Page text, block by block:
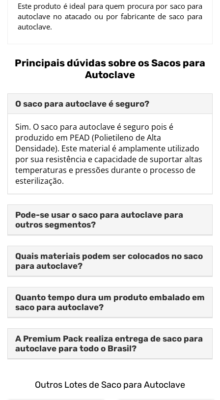
Este produto é ideal para quem procura por saco para
autoclave no atacado ou por fabricante de saco para
autoclave.
Principais dúvidas sobre os Sacos para
Autoclave
O saco para autoclave é seguro?
Sim. O saco para autoclave é seguro pois é
produzido em PEAD (Polietileno de Alta
Densidade). Este material é amplamente utilizado
por sua resistência e capacidade de suportar altas
temperaturas e pressões durante o processo de
esterilização.
Pode-se usar o saco para autoclave para
outros segmentos?
Quais materiais podem ser colocados no saco
para autoclave?
Quanto tempo dura um produto embalado em
saco para autoclave?
A Premium Pack realiza entrega de saco para
autoclave para todo o Brasil?
Outros Lotes de Saco para Autoclave